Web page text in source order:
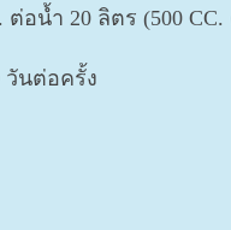
ต่อน้ำ 20 ลิตร (500
วันต่อครั้ง